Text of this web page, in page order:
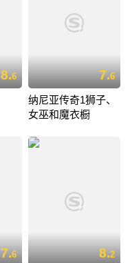
8.6 7.6
纳尼亚传奇1狮子、
女巫和魔衣橱
7.6 8.2